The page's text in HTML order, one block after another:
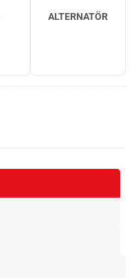
ALTERNATÖR